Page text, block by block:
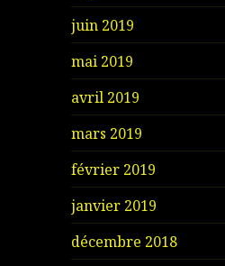
juin 2019
mai 2019
avril 2019
mars 2019
février 2019
janvier 2019
décembre 2018